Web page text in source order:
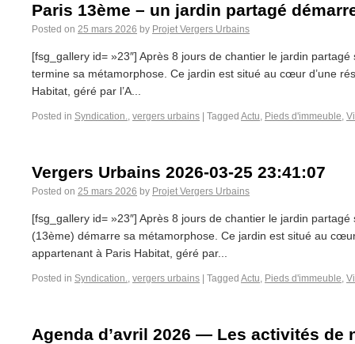
Paris 13ème – un jardin partagé
Posted on 25 mars 2026 by Projet Vergers Urbains
[fsg_gallery id= »23″] Après 8 jours de chantier le jardin
termine sa métamorphose. Ce jardin est situé au cœur d’une
Habitat, géré par l’A...
Posted in Syndication., vergers urbains Tagged Actu, Pieds d'immeuble,
Vergers Urbains 2026-03-25 23:41:07
Posted on 25 mars 2026 by Projet Vergers Urbains
[fsg_gallery id= »23″] Après 8 jours de chantier le jardin
(13ème) démarre sa métamorphose. Ce jardin est situé au
appartenant à Paris Habitat, géré par...
Posted in Syndication., vergers urbains Tagged Actu, Pieds d'immeuble,
Agenda d’avril 2026 — Les activités de